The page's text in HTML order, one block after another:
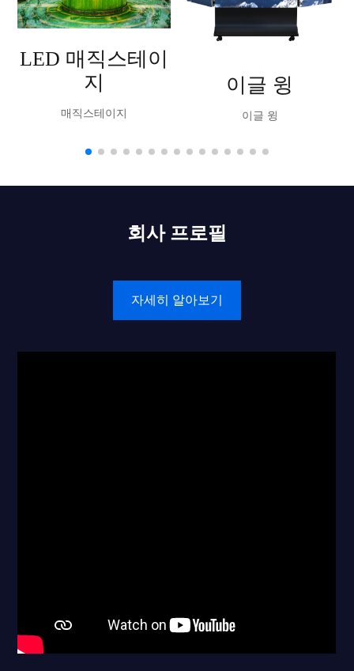
LED 매직스테이
지
매직스테이지
이글 윙
이글 윙
회사 프로필
자세히 알아보기